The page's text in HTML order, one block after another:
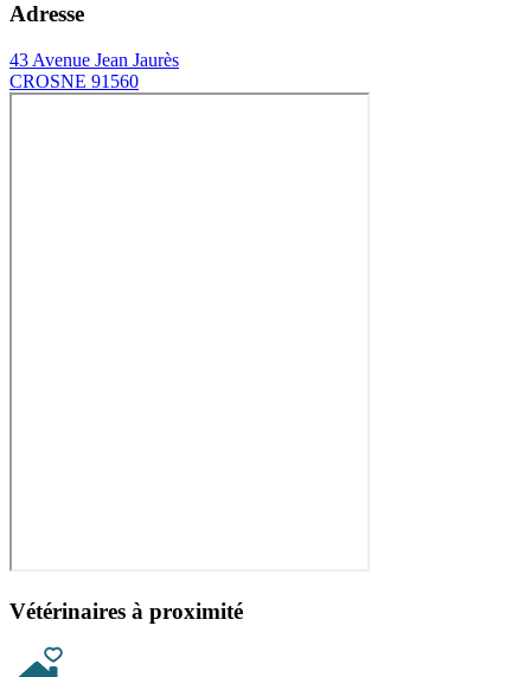
Adresse
43 Avenue Jean Jaurès
CROSNE 91560
Vétérinaires à proximité